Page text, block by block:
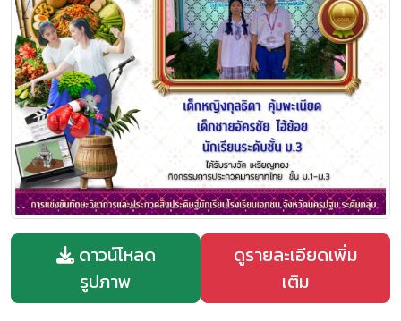
ดาวน์โหลด
รูปภาพ
ดูรายละเอียดเพิ่ม
เติม